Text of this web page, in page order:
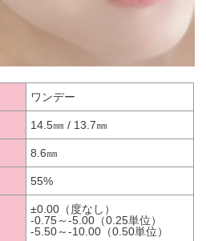
ワンデー
14.5㎜ / 13.7㎜
8.6㎜
55%
±0.00（度なし）
-0.75～-5.00（0.25単位）
-5.50～-10.00（0.50単位）